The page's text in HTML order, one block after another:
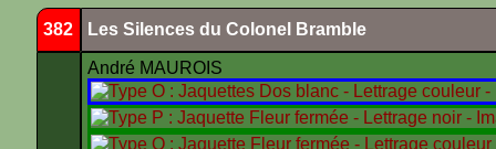
382 Les Silences du Colonel Bramble
André MAUROIS